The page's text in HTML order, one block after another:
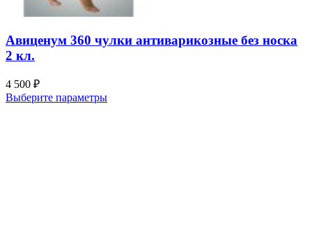
Авиценум 360 чулки антиварикозные без носка
2 кл.
4 500 ₽
Выберите параметры